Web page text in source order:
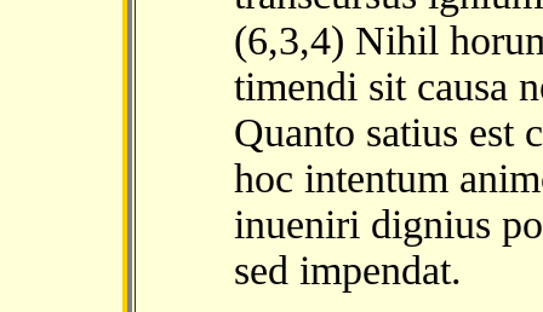
(6,3,4) Nihil
timendi sit causa
Quanto satius est
hoc intentum
inueniri dignius
sed impendat.